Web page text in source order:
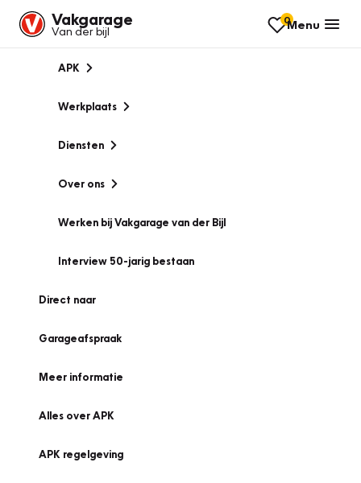
Vakgarage
Van der bijl
0Menu
APK
Werkplaats
Diensten
Over ons
Werken bij Vakgarage van der Bijl
Interview 50-jarig bestaan
Direct naar
Garageafspraak
Meer informatie
Alles over APK
APK regelgeving